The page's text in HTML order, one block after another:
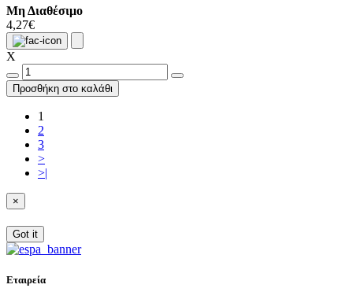
Μη Διαθέσιμο
4,27€
X
Προσθήκη στο καλάθι
1
2
3
>
>|
×
Got it
Εταιρεία